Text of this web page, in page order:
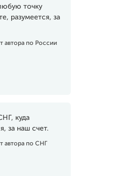
точку
разумеется, за
автора по России
куда
за наш счет.
автора по СНГ